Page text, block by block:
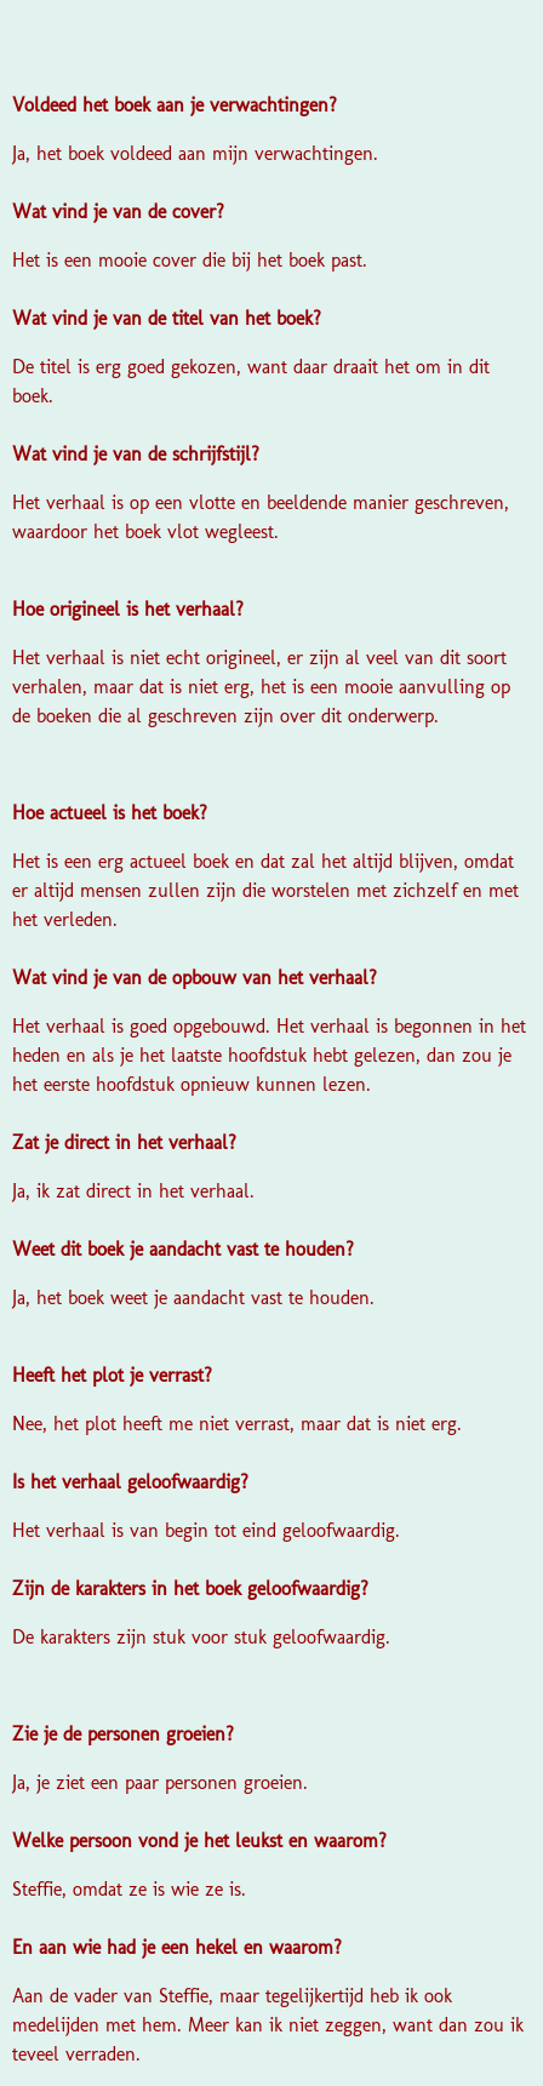
Voldeed het boek aan je verwachtingen?
Ja, het boek voldeed aan mijn verwachtingen.
Wat vind je van de cover?
Het is een mooie cover die bij het boek past.
Wat vind je van de titel van het boek?
De titel is erg goed gekozen, want daar draait het om in dit
boek.
Wat vind je van de schrijfstijl?
Het verhaal is op een vlotte en beeldende manier geschreven,
waardoor het boek vlot wegleest.
Hoe origineel is het verhaal?
Het verhaal is niet echt origineel, er zijn al veel van dit soort
verhalen, maar dat is niet erg, het is een mooie aanvulling op
de boeken die al geschreven zijn over dit onderwerp.
Hoe actueel is het boek?
Het is een erg actueel boek en dat zal het altijd blijven, omdat
er altijd mensen zullen zijn die worstelen met zichzelf en met
het verleden.
Wat vind je van de opbouw van het verhaal?
Het verhaal is goed opgebouwd. Het verhaal is begonnen in het
heden en als je het laatste hoofdstuk hebt gelezen, dan zou je
het eerste hoofdstuk opnieuw kunnen lezen.
Zat je direct in het verhaal?
Ja, ik zat direct in het verhaal.
Weet dit boek je aandacht vast te houden?
Ja, het boek weet je aandacht vast te houden.
Heeft het plot je verrast?
Nee, het plot heeft me niet verrast, maar dat is niet erg.
Is het verhaal geloofwaardig?
Het verhaal is van begin tot eind geloofwaardig.
Zijn de karakters in het boek geloofwaardig?
De karakters zijn stuk voor stuk geloofwaardig.
Zie je de personen groeien?
Ja, je ziet een paar personen groeien.
Welke persoon vond je het leukst en waarom?
Steffie, omdat ze is wie ze is.
En aan wie had je een hekel en waarom?
Aan de vader van Steffie, maar tegelijkertijd heb ik ook
medelijden met hem. Meer kan ik niet zeggen, want dan zou ik
teveel verraden.